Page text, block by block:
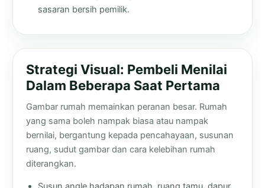
sasaran bersih pemilik.
Strategi Visual: Pembeli Menilai
Dalam Beberapa Saat Pertama
Gambar rumah memainkan peranan besar. Rumah
yang sama boleh nampak biasa atau nampak
bernilai, bergantung kepada pencahayaan, susunan
ruang, sudut gambar dan cara kelebihan rumah
diterangkan.